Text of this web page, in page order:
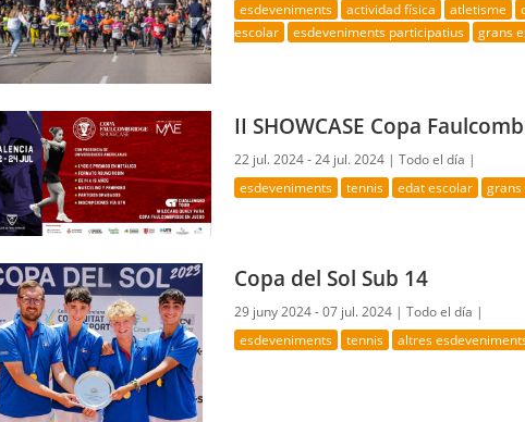
esdeveniments actividad física atletisme
escolar
esdeveniments participatius grans
II SHOWCASE Copa
22 jul. 2024 - 24 jul. 2024 |Todo el día |
esdeveniments tennis edat escolar grans
Copa del Sol Sub 14
29 juny 2024 - 07 jul. 2024 |Todo el día |
esdeveniments tennis altres